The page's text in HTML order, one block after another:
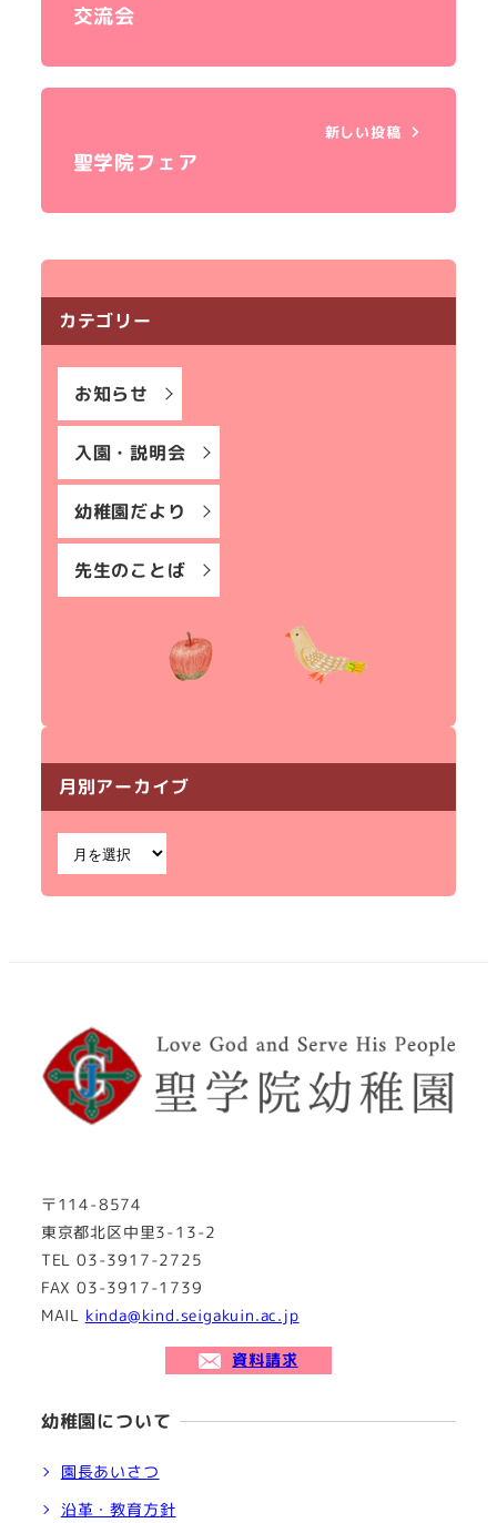
交流会
新しい投稿
聖学院フェア
カテゴリー
お知らせ
入園・説明会
幼稚園だより
先生のことば
月別アーカイブ
〒114-8574
東京都北区中里3-13-2
TEL 03-3917-2725
FAX 03-3917-1739
MAIL kinda@kind.seigakuin.ac.jp
資料請求
幼稚園について
園長あいさつ
沿革・教育方針